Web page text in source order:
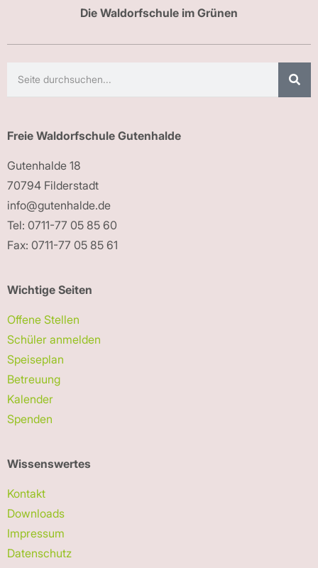
Die Waldorfschule im Grünen
Freie Waldorfschule Gutenhalde
Gutenhalde 18
70794 Filderstadt
info@gutenhalde.de
Tel: 0711-77 05 85 60
Fax: 0711-77 05 85 61
Wichtige Seiten
Offene Stellen
Schüler anmelden
Speiseplan
Betreuung
Kalender
Spenden
Wissenswertes
Kontakt
Downloads
Impressum
Datenschutz